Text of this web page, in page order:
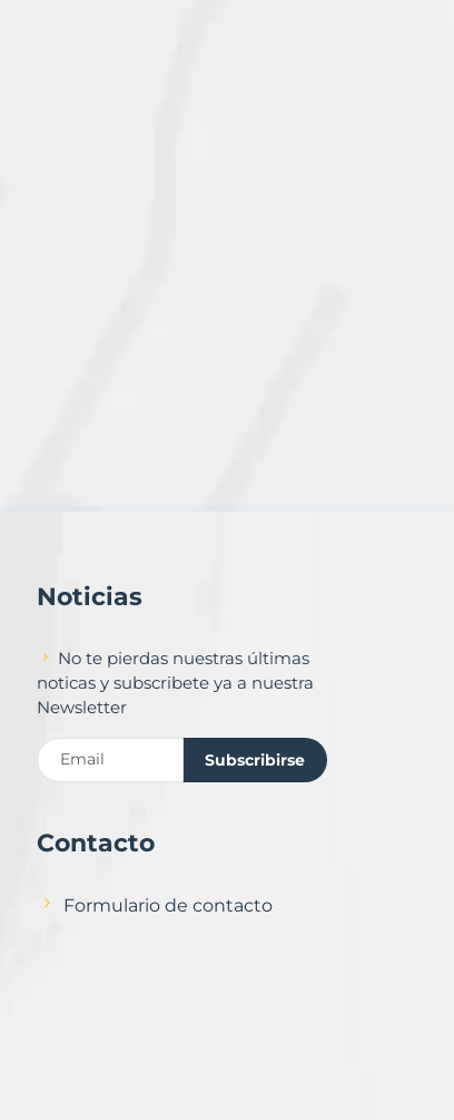
Noticias
No te pierdas nuestras últimas
noticas y subscribete ya a nuestra
Newsletter
Subscribirse
Contacto
Formulario de contacto